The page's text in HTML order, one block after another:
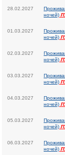
28.02.2027
ночей)
01.03.2027
ночей)
02.03.2027
ночей)
03.03.2027
ночей)
04.03.2027
ночей)
05.03.2027
ночей)
06.03.2027
ночей)